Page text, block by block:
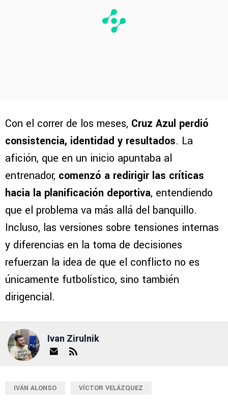
Con el correr de los meses, Cruz Azul perdió
consistencia, identidad y resultados. La
afición, que en un inicio apuntaba al
entrenador, comenzó a redirigir las críticas
hacia la planificación deportiva, entendiendo
que el problema va más allá del banquillo.
Incluso, las versiones sobre tensiones internas
y diferencias en la toma de decisiones
refuerzan la idea de que el conflicto no es
únicamente futbolístico, sino también
dirigencial.
Ivan Zirulnik
IVÁN ALONSO VÍCTOR VELÁZQUEZ